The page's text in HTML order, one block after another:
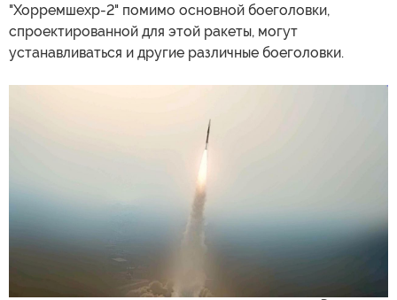
"Хорремшехр-2" помимо основной боеголовки,
спроектированной для этой ракеты, могут
устанавливаться и другие различные боеголовки.